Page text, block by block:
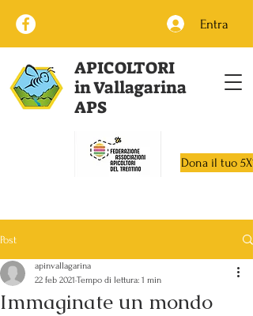
Entra
APICOLTORI
in Vallagarina
APS
Dona il tuo
Post
Immaginate un mondo
apinvallagarina
22 feb 2021 Tempo di lettura: 1 min